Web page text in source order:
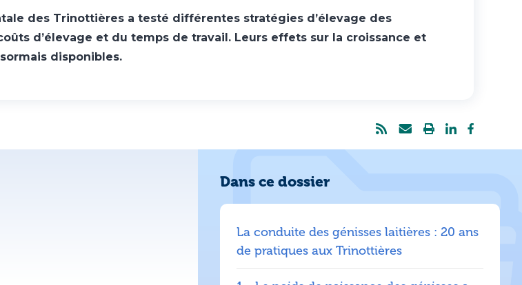
des Trinottières a testé différentes stratégies d’élevage des
d’élevage et du temps de travail. Leurs effets sur la croissance et
disponibles.
Dans ce dossier
La conduite des génisses laitières : 20 ans
de pratiques aux Trinottières